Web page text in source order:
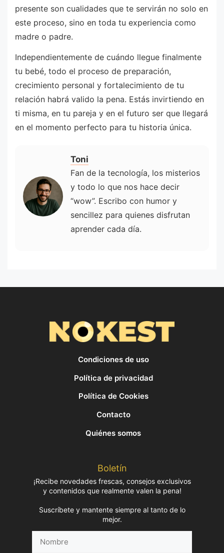
presente son cualidades que te servirán no solo en
este proceso, sino en toda tu experiencia como
madre o padre.
Independientemente de cuándo llegue finalmente
tu bebé, todo el proceso de preparación,
crecimiento personal y fortalecimiento de tu
relación habrá valido la pena. Estás invirtiendo en
ti misma, en tu pareja y en el futuro ser que llegará
en el momento perfecto para tu historia única.
Toni
Fan de la tecnología, los misterios
y todo lo que nos hace decir
“wow”. Escribo con humor y
sencillez para quienes disfrutan
aprender cada día.
Condiciones de uso
Política de privacidad
Política de Cookies
Contacto
Quiénes somos
Boletín
¡Recibe novedades frescas, consejos exclusivos
y contenidos que realmente valen la pena!
Suscríbete y mantente siempre al tanto de lo
mejor.